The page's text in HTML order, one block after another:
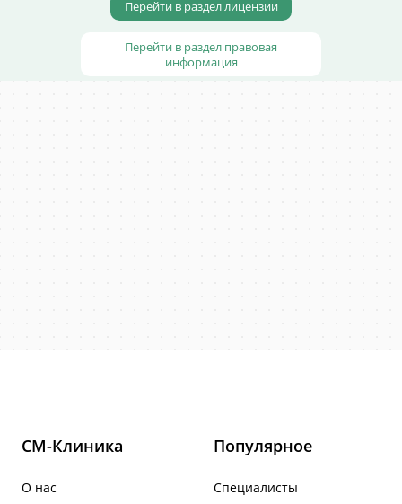
Перейти в раздел лицензии
Перейти в раздел правовая
информация
СМ-Клиника
О нас
Популярное
Специалисты